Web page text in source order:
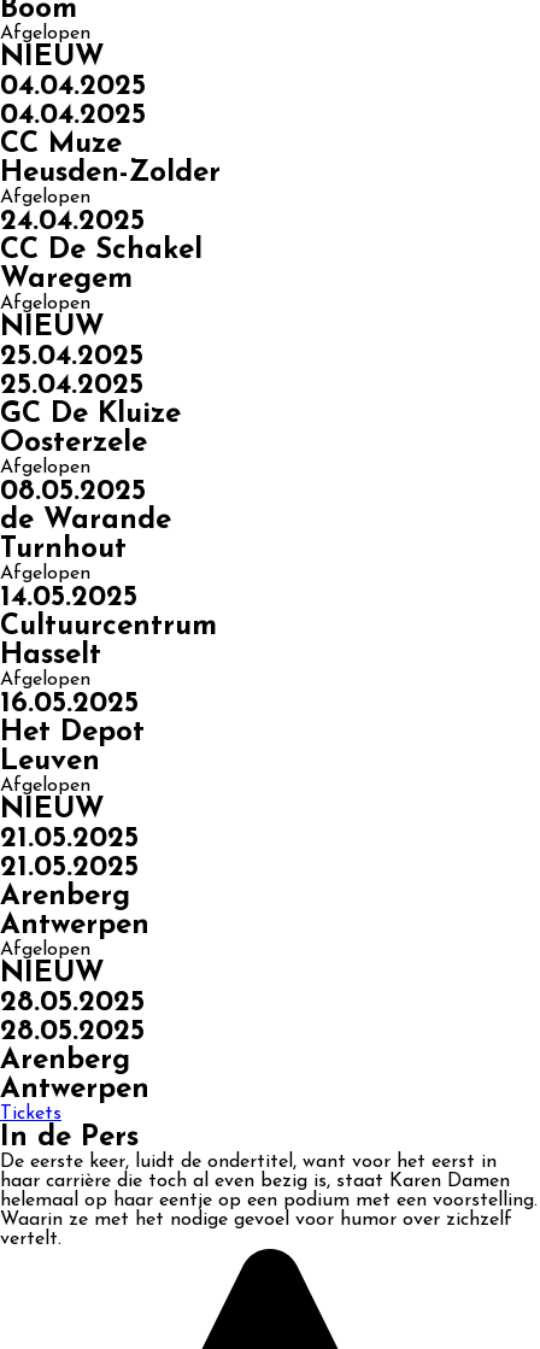
Boom
Afgelopen
NIEUW
04.04.2025
04.04.2025
CC Muze
Heusden-Zolder
Afgelopen
24.04.2025
CC De Schakel
Waregem
Afgelopen
NIEUW
25.04.2025
25.04.2025
GC De Kluize
Oosterzele
Afgelopen
08.05.2025
de Warande
Turnhout
Afgelopen
14.05.2025
Cultuurcentrum
Hasselt
Afgelopen
16.05.2025
Het Depot
Leuven
Afgelopen
NIEUW
21.05.2025
21.05.2025
Arenberg
Antwerpen
Afgelopen
NIEUW
28.05.2025
28.05.2025
Arenberg
Antwerpen
Tickets
In de Pers
De eerste keer, luidt de ondertitel, want voor het eerst in
haar carrière die toch al even bezig is, staat Karen Damen
helemaal op haar eentje op een podium met een voorstelling.
Waarin ze met het nodige gevoel voor humor over zichzelf
vertelt.